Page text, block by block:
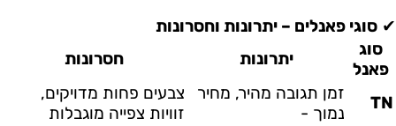
✔ סוגי פאנלים – יתרונות וחסרונות
סוג
פאנל
יתרונות חסרונות
TN
זמן תגובה מהיר, מחיר
נמוך -
צבעים פחות מדויקים,
זוויות צפייה מוגבלות